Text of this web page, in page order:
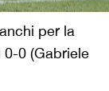
per la
0-0 (Gabriele